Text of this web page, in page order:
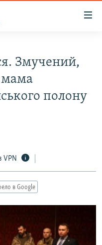
Змучений,
мама
полону
VPN
в Google